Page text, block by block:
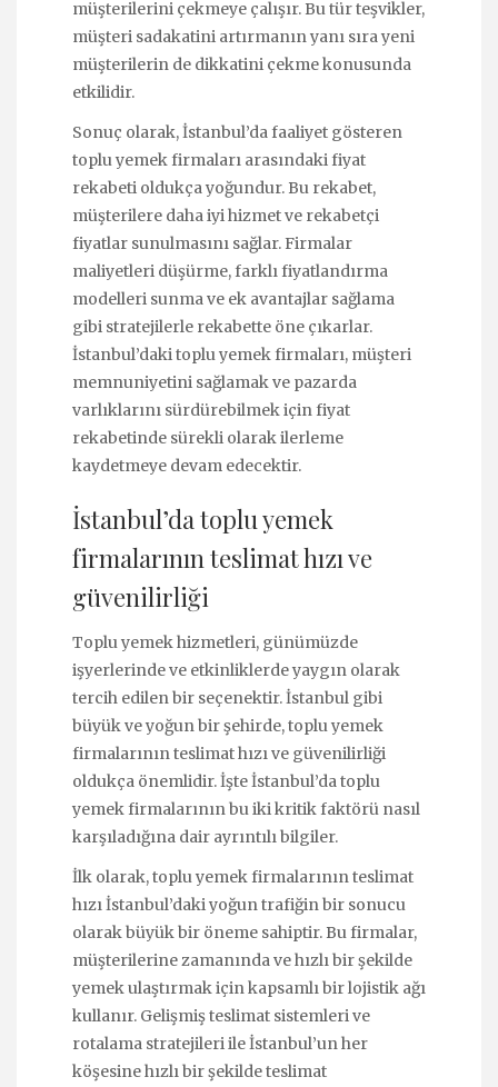
müşterilerini çekmeye çalışır. Bu tür teşvikler,
müşteri sadakatini artırmanın yanı sıra yeni
müşterilerin de dikkatini çekme konusunda
etkilidir.
Sonuç olarak, İstanbul’da faaliyet gösteren
toplu yemek firmaları arasındaki fiyat
rekabeti oldukça yoğundur. Bu rekabet,
müşterilere daha iyi hizmet ve rekabetçi
fiyatlar sunulmasını sağlar. Firmalar
maliyetleri düşürme, farklı fiyatlandırma
modelleri sunma ve ek avantajlar sağlama
gibi stratejilerle rekabette öne çıkarlar.
İstanbul’daki toplu yemek firmaları, müşteri
memnuniyetini sağlamak ve pazarda
varlıklarını sürdürebilmek için fiyat
rekabetinde sürekli olarak ilerleme
kaydetmeye devam edecektir.
İstanbul’da toplu yemek
firmalarının teslimat hızı ve
güvenilirliği
Toplu yemek hizmetleri, günümüzde
işyerlerinde ve etkinliklerde yaygın olarak
tercih edilen bir seçenektir. İstanbul gibi
büyük ve yoğun bir şehirde, toplu yemek
firmalarının teslimat hızı ve güvenilirliği
oldukça önemlidir. İşte İstanbul’da toplu
yemek firmalarının bu iki kritik faktörü nasıl
karşıladığına dair ayrıntılı bilgiler.
İlk olarak, toplu yemek firmalarının teslimat
hızı İstanbul’daki yoğun trafiğin bir sonucu
olarak büyük bir öneme sahiptir. Bu firmalar,
müşterilerine zamanında ve hızlı bir şekilde
yemek ulaştırmak için kapsamlı bir lojistik ağı
kullanır. Gelişmiş teslimat sistemleri ve
rotalama stratejileri ile İstanbul’un her
köşesine hızlı bir şekilde teslimat